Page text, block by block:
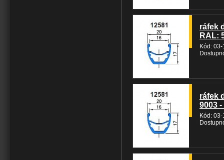
ráfek
RAL:
Kód:
ráfek
9003
Kód: